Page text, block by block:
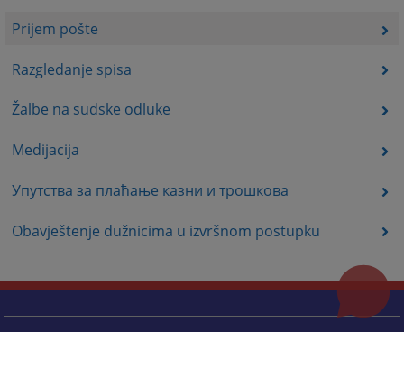
Prijem pošte
Razgledanje spisa
Žalbe na sudske odluke
Medijacija
Упутства за плаћање казни и трошкова
Obavještenje dužnicima u izvršnom postupku